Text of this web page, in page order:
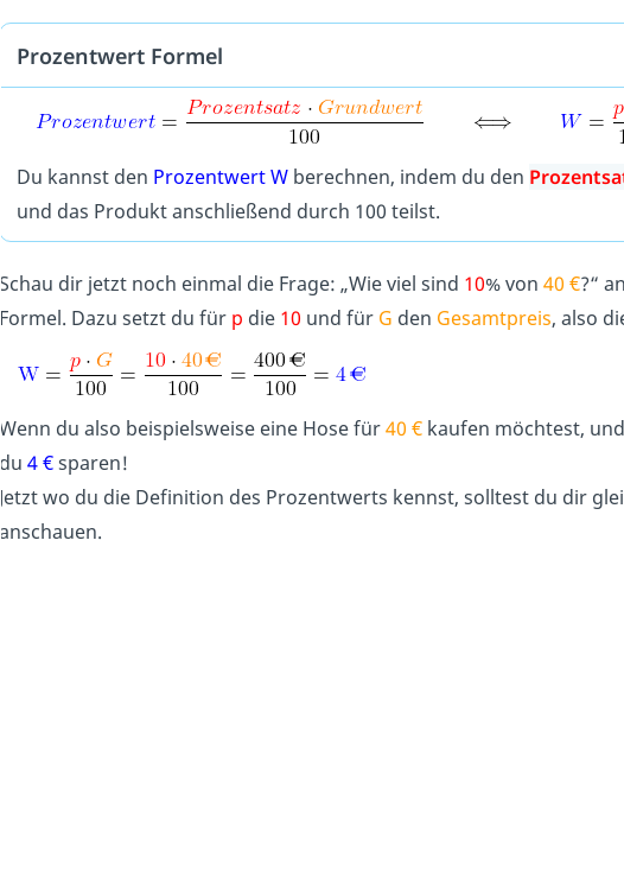
Prozentwert Formel
Du kannst den Prozentwert W berechnen, indem du den
und das Produkt anschließend durch 100 teilst.
Schau dir jetzt noch einmal die Frage: „Wie viel sind 10% von 40 €?“
Formel. Dazu setzt du für p die 10 und für G den Gesamtpreis, also
Wenn du also beispielsweise eine Hose für40 € kaufen möchtest,
du 4 €sparen!
Jetzt wo du die Definition des Prozentwerts kennst, solltest du dir
anschauen.